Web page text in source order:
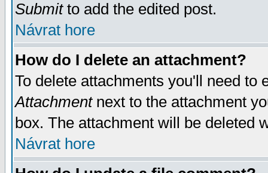
Submitto add the edited post.
Návrat hore
How do I delete an attachment?
To delete attachments you'll need
Attachmentnext to the attachment
box. The attachment will be deleted
Návrat hore